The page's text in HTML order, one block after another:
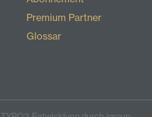
Premium Partner
Glossar